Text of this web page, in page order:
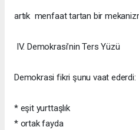
artık menfaat tartan bir
IV. Demokrasi’nin Ters Yüzü
Demokrasi fikri şunu vaat ederdi:
* eşit yurttaşlık
* ortak fayda